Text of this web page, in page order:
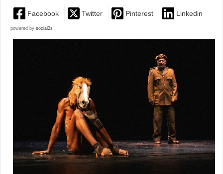
Facebook Twitter Pinterest Linkedin
powered by social2s